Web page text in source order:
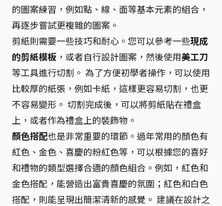
的圖案練習，例如點、線、面等基本元素的組合，
再逐步嘗試更複雜的圖案。
剪紙則需要一些技巧和耐心。您可以參考一些現成
的剪紙模板 ，或者自行設計圖案，然後使用美工刀
等工具進行切割。 為了方便初學者操作，可以使用
比較厚的紙張，例如卡紙，這樣更容易切割，也更
不容易變形。 切割完成後，可以將剪紙貼在禮盒
上，或者作為禮盒上的裝飾物。
顏色搭配也是非常重要的環節。過年常用的顏色有
紅色、金色、喜慶的粉紅色等，可以根據您的喜好
和禮物的類型選擇合適的顏色組合。例如，紅色和
金色搭配，能營造出富貴喜慶的氛圍；紅色和白色
搭配，則能呈現出簡潔清新的感覺。 建議在設計之